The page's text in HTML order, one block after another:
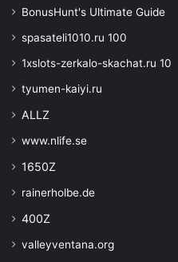
BonusHunt's Ultimate Guide
spasateli1010.ru 100
1xslots-zerkalo-skachat.ru 10
tyumen-kaiyi.ru
ALLZ
www.nlife.se
1650Z
rainerholbe.de
400Z
valleyventana.org